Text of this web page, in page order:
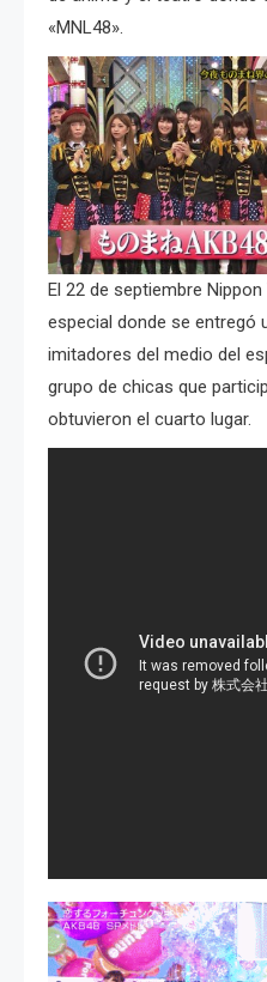
«MNL48».
El 22 de septiembre
especial donde se entregó
imitadores del medio del
grupo de chicas que
obtuvieron el cuarto lugar.